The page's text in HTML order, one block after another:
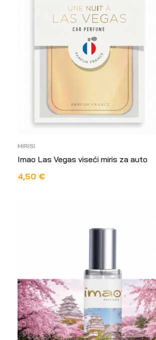
MIRISI
Imao Las Vegas viseći miris za auto
4,50 €